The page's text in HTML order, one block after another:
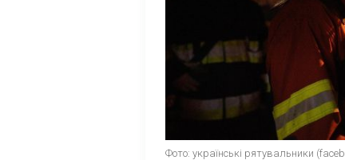
Фото: українські рятувальники